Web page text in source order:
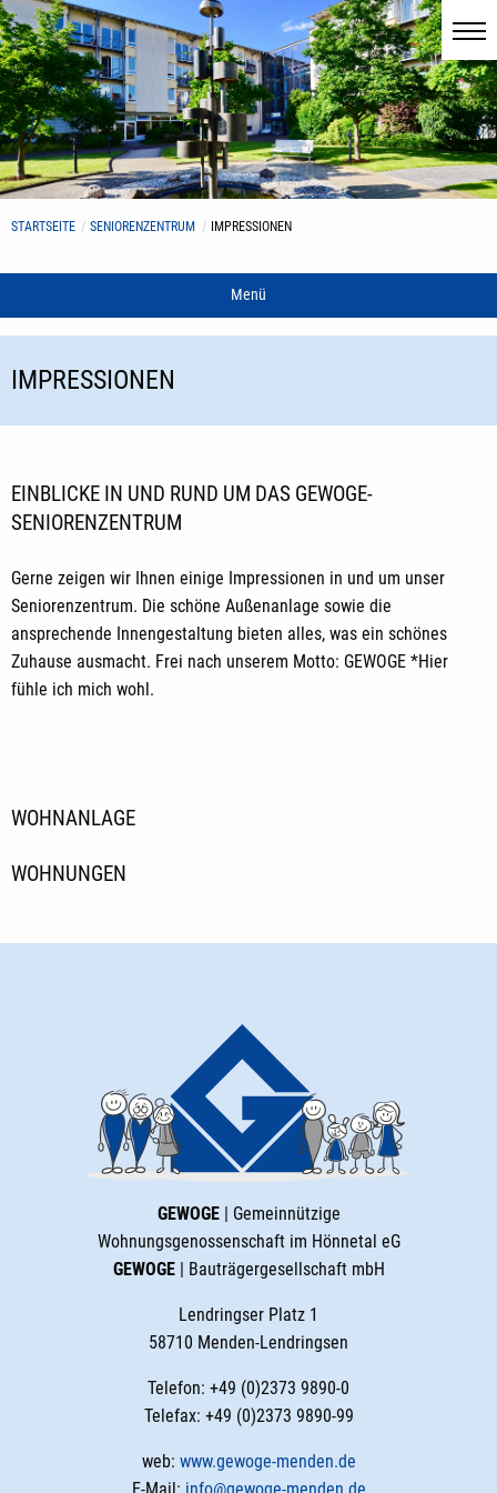
STARTSEITE SENIORENZENTRUM IMPRESSIONEN
Menü
IMPRESSIONEN
EINBLICKE IN UND RUND UM DAS GEWOGE-
SENIORENZENTRUM
Gerne zeigen wir Ihnen einige Impressionen in und um unser
Seniorenzentrum. Die schöne Außenanlage sowie die
ansprechende Innengestaltung bieten alles, was ein schönes
Zuhause ausmacht. Frei nach unserem Motto: GEWOGE *Hier
fühle ich mich wohl.
WOHNANLAGE
WOHNUNGEN
GEWOGE| Gemeinnützige
Wohnungsgenossenschaft im Hönnetal eG
GEWOGE| Bauträgergesellschaft mbH
Lendringser Platz 1
58710 Menden-Lendringsen
Telefon: +49 (0)2373 9890-0
Telefax: +49 (0)2373 9890-99
web: www.gewoge-menden.de